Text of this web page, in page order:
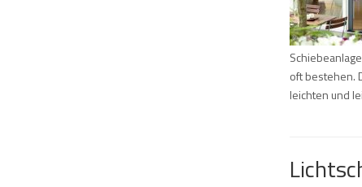
oft bestehen.
leichten und